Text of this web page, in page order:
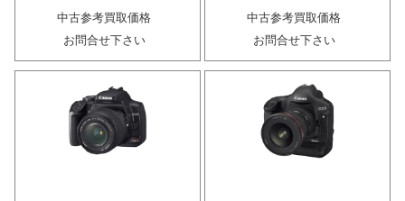
中古参考買取価格
お問合せ下さい
中古参考買取価格
お問合せ下さい